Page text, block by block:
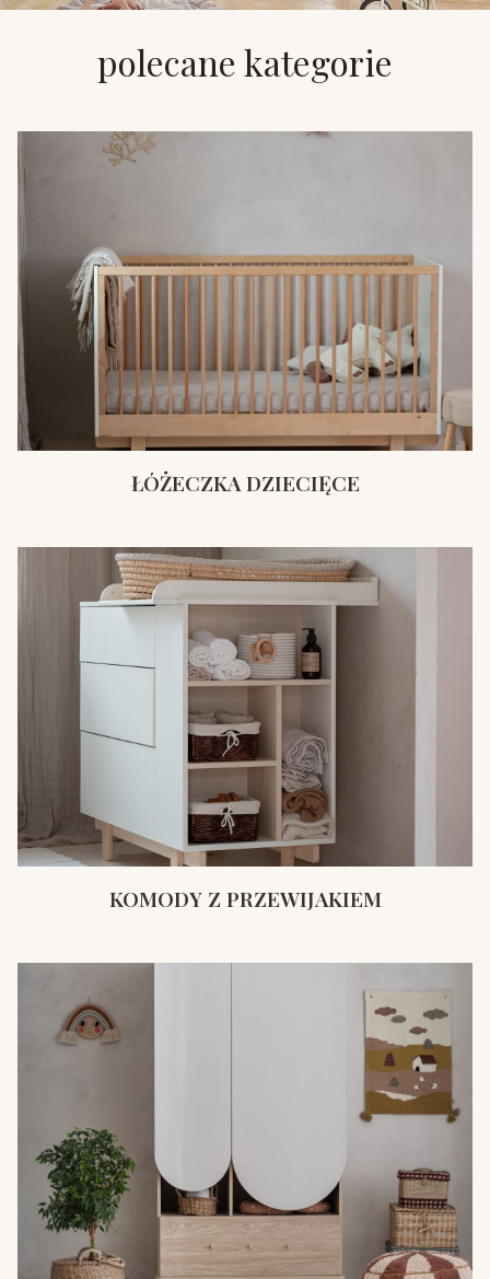
polecane kategorie
ŁÓŻECZKA DZIECIĘCE
KOMODY Z PRZEWIJAKIEM